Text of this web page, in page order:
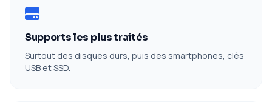
Supports les plus traités
Surtout des disques durs, puis des smartphones, clés
USB et SSD.